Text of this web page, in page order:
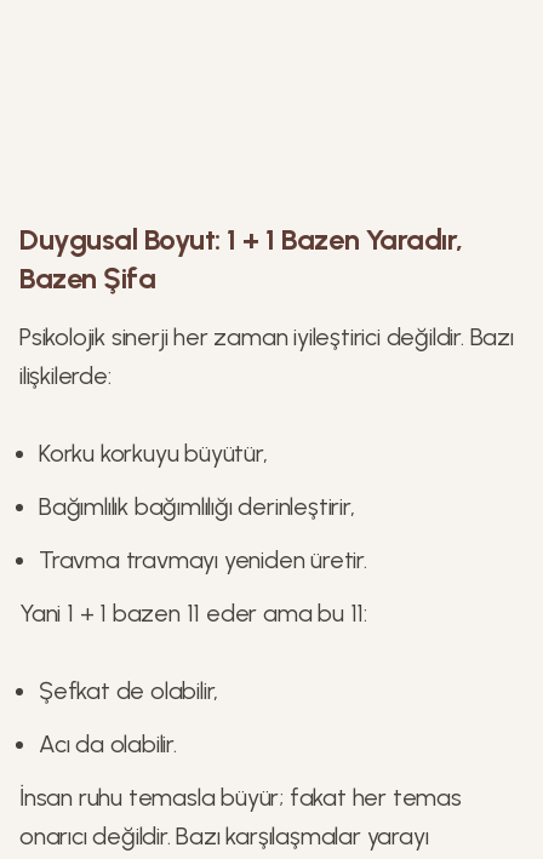
Duygusal Boyut: 1 + 1 Bazen Yaradır,
Bazen Şifa
Psikolojik sinerji her zaman iyileştirici değildir. Bazı
ilişkilerde:
Korku korkuyu büyütür,
Bağımlılık bağımlılığı derinleştirir,
Travma travmayı yeniden üretir.
Yani 1 + 1 bazen 11 eder ama bu 11:
Şefkat de olabilir,
Acı da olabilir.
İnsan ruhu temasla büyür; fakat her temas
onarıcı değildir. Bazı karşılaşmalar yarayı